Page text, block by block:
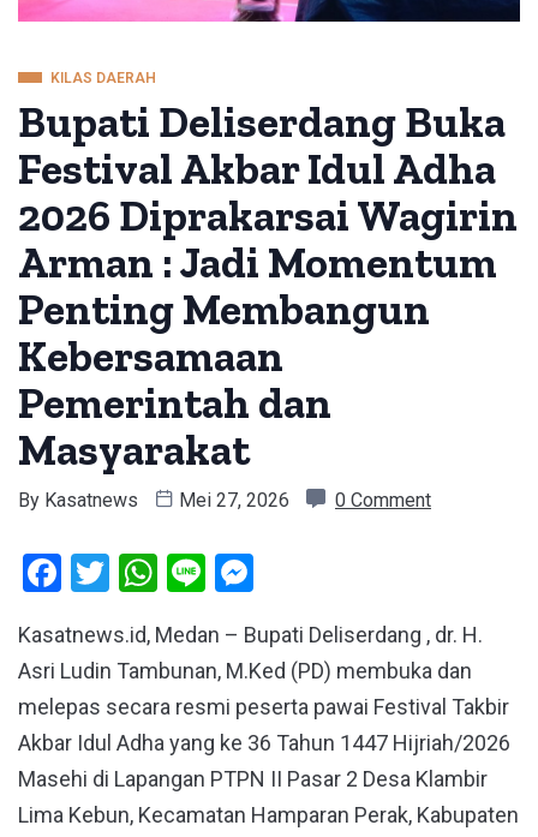
KILAS DAERAH
Bupati Deliserdang Buka
Festival Akbar Idul Adha
2026 Diprakarsai Wagirin
Arman : Jadi Momentum
Penting Membangun
Kebersamaan
Pemerintah dan
Masyarakat
By Kasatnews Mei 27, 2026 0 Comment
Facebook
Twitter
WhatsApp
Line
Kasatnews.id, Medan – Bupati Deliserdang , dr. H.
Asri Ludin Tambunan, M.Ked (PD) membuka dan
melepas secara resmi peserta pawai Festival Takbir
Akbar Idul Adha yang ke 36 Tahun 1447 Hijriah/2026
Masehi di Lapangan PTPN II Pasar 2 Desa Klambir
Lima Kebun, Kecamatan Hamparan Perak, Kabupaten